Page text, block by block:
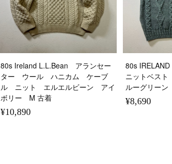
80s Ireland L.L.Bean アランセー
ター ウール ハニカム ケーブ
ル ニット エルエルビーン アイ
ボリー M 古着
¥10,890
80s
ニットベス
ルーグリー
¥8,690